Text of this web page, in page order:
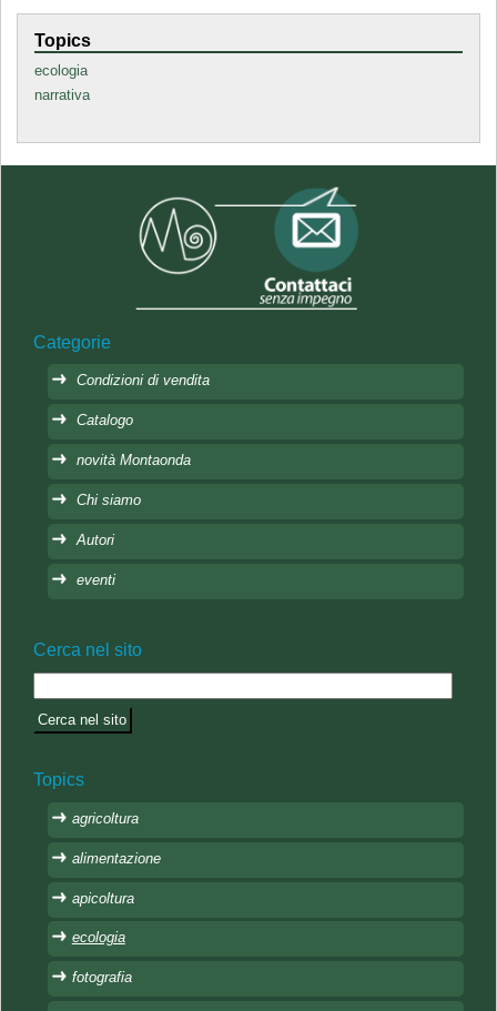
Topics
ecologia
narrativa
Categorie
Condizioni di vendita
Catalogo
novità Montaonda
Chi siamo
Autori
eventi
Cerca nel sito
Topics
agricoltura
alimentazione
apicoltura
ecologia
fotografia